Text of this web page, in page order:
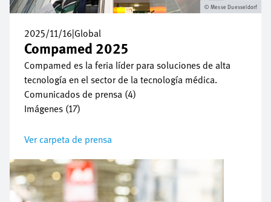
2025/11/16|Global
Compamed 2025
Compamed es la feria líder para soluciones de alta
tecnología en el sector de la tecnología médica.
Comunicados de prensa (4)
Imágenes (17)
Ver carpeta de prensa
Messe Duesseldorf
Imagen